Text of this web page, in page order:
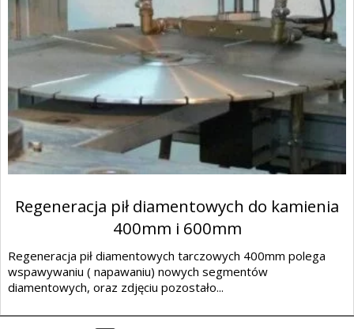
Regeneracja pił diamentowych do kamienia
400mm i 600mm
Regeneracja pił diamentowych tarczowych 400mm polega
wspawywaniu ( napawaniu) nowych segmentów
diamentowych, oraz zdjęciu pozostało...